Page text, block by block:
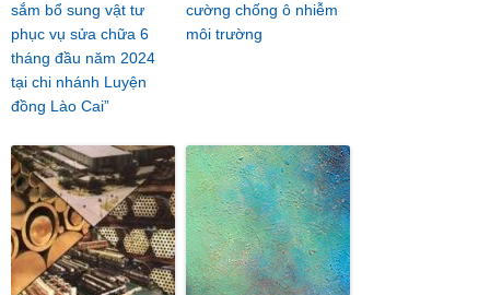
sắm bổ sung vật tư
phục vụ sửa chữa 6
tháng đầu năm 2024
tại chi nhánh Luyện
đồng Lào Cai”
cường chống ô nhiễm
môi trường